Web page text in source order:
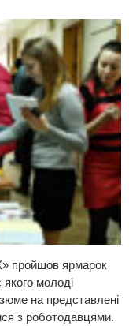
пройшов ярмарок
молоді
на представлені
з роботодавцями.